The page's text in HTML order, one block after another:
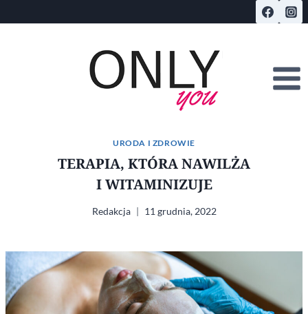
do
URODA I ZDROWIE
TERAPIA, KTÓRA NAWILŻA
I WITAMINIZUJE
Redakcja 11 grudnia, 2022